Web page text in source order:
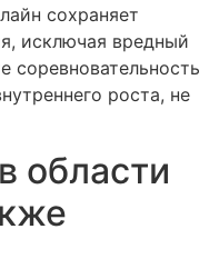
сохраняет
исключая вредный
соревновательность
роста, не
области